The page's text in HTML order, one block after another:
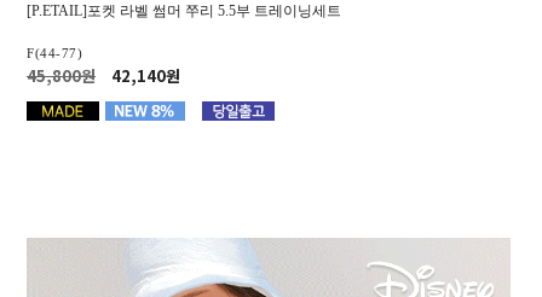
[P.ETAIL]포켓 라벨 썸머 쭈리 5.5부 트레이닝세트
F(44-77)
45,800원 42,140원